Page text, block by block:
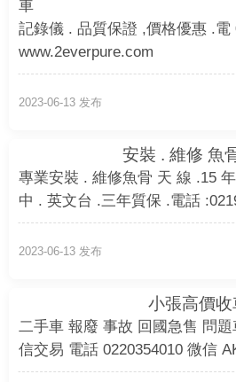
車
記錄儀 . 品質保證 ,價格優惠 .電
www.2everpure.com
2023-06-13 发布
安裝 . 維修 魚
專業安裝 . 維修魚骨 天 線 .15
中 . 英文台 .三年質保 .電話
2023-06-13 发布
小張高價收
二手車 報廢 事故 回國急售 問
信交易 電話 0220354010 微信